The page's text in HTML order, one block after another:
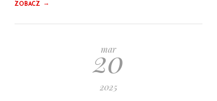
ZOBACZ →
mar
20
2025